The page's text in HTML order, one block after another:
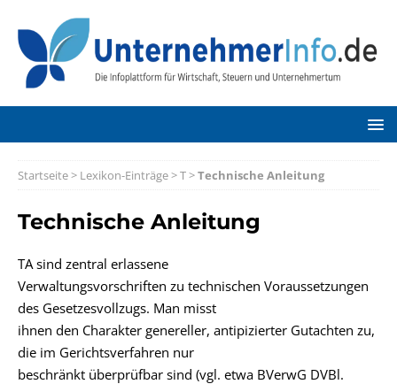
Startseite> Lexikon-Einträge>T>Technische Anleitung
Technische Anleitung
TA sind zentral erlassene
Verwaltungsvorschriften zu technischen Voraussetzungen
des Gesetzesvollzugs. Man misst
ihnen den Charakter genereller, antipizierter Gutachten zu,
die im Gerichtsverfahren nur
beschränkt überprüfbar sind (vgl. etwa BVerwG DVBl.